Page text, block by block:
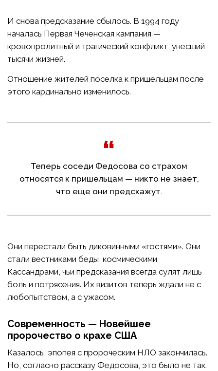
И снова предсказание сбылось. В 1994 году
началась Первая Чеченская кампания —
кровопролитный и трагический конфликт, унесший
тысячи жизней.
Отношение жителей поселка к пришельцам после
этого кардинально изменилось.
Теперь соседи Федосова со страхом
относятся к пришельцам — никто не знает,
что еще они предскажут.
Они перестали быть диковинными «гостями». Они
стали вестниками беды, космическими
Кассандрами, чьи предсказания всегда сулят лишь
боль и потрясения. Их визитов теперь ждали не с
любопытством, а с ужасом.
Современность — Новейшее
пророчество о крахе США
Казалось, эпопея с пророческим НЛО закончилась.
Но, согласно рассказу Федосова, это было не так.